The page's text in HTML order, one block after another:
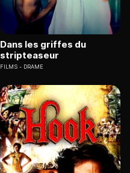
Dans les griffes du
stripteaseur
FILMS DRAME